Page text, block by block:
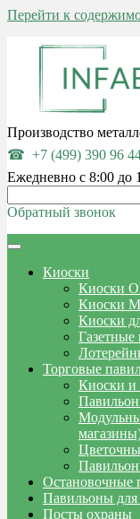
Перейти к
Производство
+7 (499) 390 96
Ежедневно с 8:00 до
Обратный звонок
Киоски
Киоски
Киоски
Киоски
Газетные
Торговые
Киоски и
Остановочные
Павильоны для
Посты охраны